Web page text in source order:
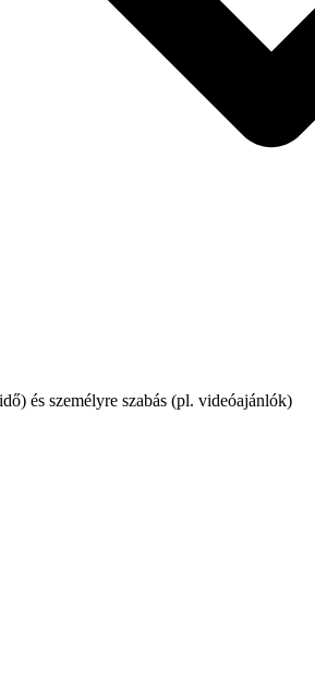
és személyre szabás (pl. videóajánlók)